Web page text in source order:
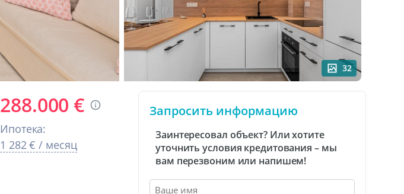
32
288.000 €
Ипотека:
1 282 € / месяц
Запросить информацию
Заинтересовал объект? Или хотите
уточнить условия кредитования – мы
вам перезвоним или напишем!